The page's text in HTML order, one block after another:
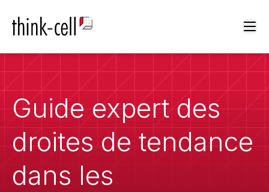
Guide expert des
droites de tendance
dans les